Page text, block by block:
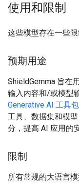
使用和限制
这些模型存在一些限
预期用途
ShieldGemma 旨在
输入内容和/或模型
Generative AI 工具包
工具、数据集和模
分，提高 AI 应用的
限制
所有常规的大语言